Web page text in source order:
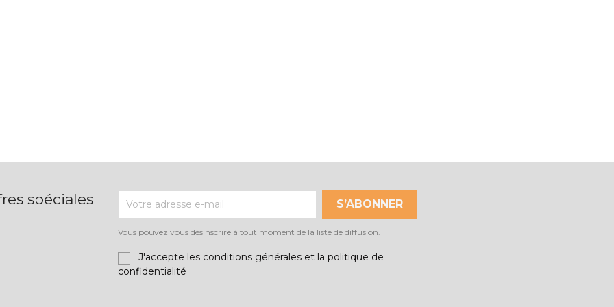
spéciales
Vous pouvez vous désinscrire à tout moment de la liste de diffusion.
J'accepte les conditions générales et la politique de
confidentialité